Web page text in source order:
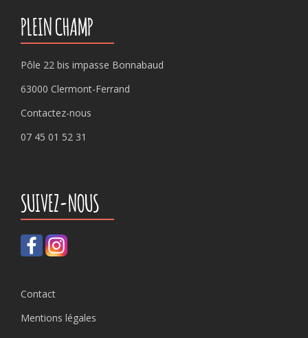
PLEIN CHAMP
Pôle 22 bis impasse Bonnabaud
63000 Clermont-Ferrand
Contactez-nous
07 45 01 52 31
SUIVEZ-NOUS
Contact
Mentions légales